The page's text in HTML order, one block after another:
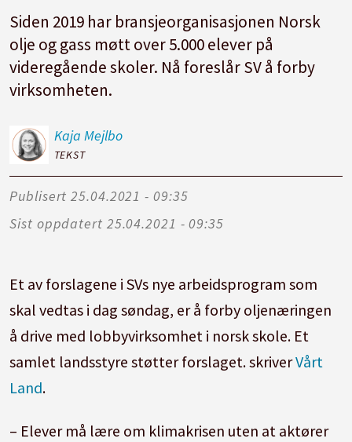
Siden 2019 har bransjeorganisasjonen Norsk
olje og gass møtt over 5.000 elever på
videregående skoler. Nå foreslår SV å forby
virksomheten.
Kaja Mejlbo
TEKST
Publisert
25.04.2021 - 09:35
Sist oppdatert
25.04.2021 - 09:35
Et av forslagene i SVs nye arbeidsprogram som
skal vedtas i dag søndag, er å forby oljenæringen
å drive med lobbyvirksomhet i norskskole. Et
samlet landsstyre støtter forslaget. skriverVårt
Land.
– Elever må lære om klimakrisen uten at aktører